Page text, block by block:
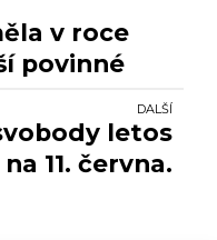
v roce
povinné
DALŠÍ
letos
11. června.